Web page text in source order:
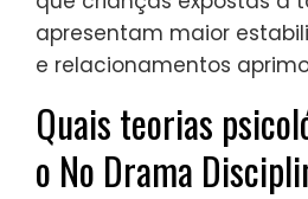
apresentam maior
e relacionamentos
Quais teorias
o No Drama